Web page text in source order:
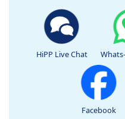
HiPP Live Chat
Facebook